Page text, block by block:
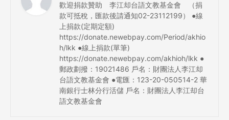
歡迎捐款贊助 李江却台語文教基金會 （捐
款可抵稅，匯款後請通知02-23112199） ●線
上捐款(定期定額)
https://donate.newebpay.com/Period/akhio
h/lkk ●線上捐款(單筆)
https://donate.newebpay.com/akhioh/lkk ●
郵政劃撥：19021486 戶名：財團法人李江却
台語文教基金會 ●電匯：123-20-050514-2 華
南銀行士林分行活儲 戶名：財團法人李江却台
語文教基金會